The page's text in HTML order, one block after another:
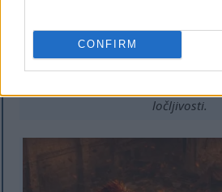
CONFIRM
Omadeževanec v oklepu Črnega
višjim Nespremenjenim
z mečem in ščitom na dvorišču
ločljivosti.